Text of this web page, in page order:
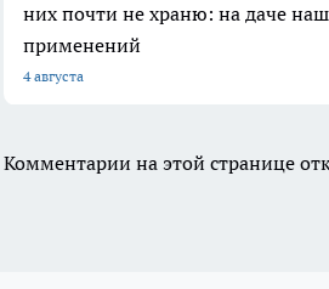
них почти не храню: на даче
применений
4 августа
Комментарии на этой странице